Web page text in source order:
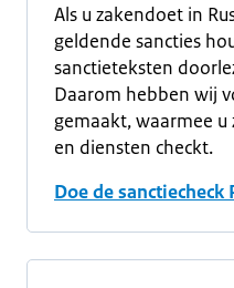
Als u zakendoet in
geldende sancties
sanctieteksten
Daarom hebben wij
gemaakt, waarmee
en diensten checkt.
Doe de sanctiecheck